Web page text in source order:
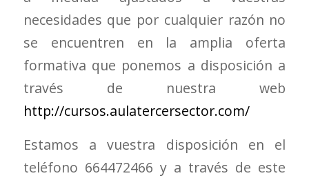
necesidades que por cualquier razón no
se encuentren en la amplia oferta
formativa que ponemos a disposición a
través de nuestra web
http://cursos.aulatercersector.com/
Estamos a vuestra disposición en el
teléfono 664472466 y a través de este